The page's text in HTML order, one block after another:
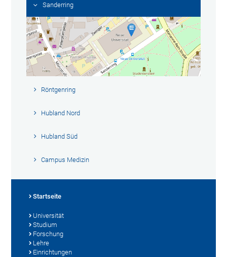
Sanderring
Röntgenring
Hubland Nord
Hubland Süd
Campus Medizin
Startseite
Universität
Studium
Forschung
Lehre
Einrichtungen